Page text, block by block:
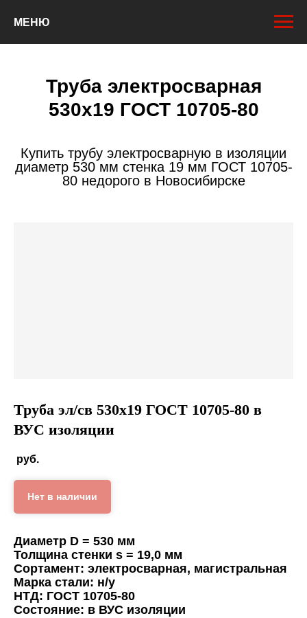
МЕНЮ
Труба электросварная
530х19 ГОСТ 10705-80
Купить трубу электросварную в изоляции
диаметр 530 мм стенка 19 мм ГОСТ 10705-
80 недорого в Новосибирске
Труба эл/св 530х19 ГОСТ 10705-80 в
ВУС изоляции
руб.
Нет в наличии
Диаметр D = 530 мм
Толщина стенки s = 19,0 мм
Сортамент: электросварная, магистральная
Марка стали: н/у
НТД: ГОСТ 10705-80
Состояние: в ВУС изоляции